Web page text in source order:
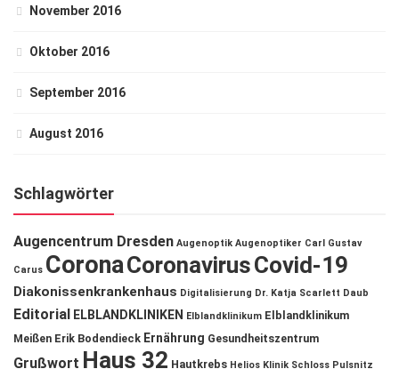
November 2016
Oktober 2016
September 2016
August 2016
Schlagwörter
Augencentrum Dresden Augenoptik Augenoptiker Carl Gustav
Carus CoronaCoronavirusCovid-19
Diakonissenkrankenhaus Digitalisierung Dr. Katja Scarlett Daub
Editorial ELBLANDKLINIKEN Elblandklinikum Elblandklinikum
Meißen Erik Bodendieck Ernährung Gesundheitszentrum
Grußwort Haus 32 Hautkrebs Helios Klinik Schloss Pulsnitz